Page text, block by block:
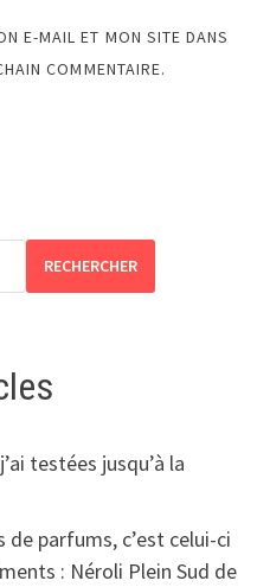
E-MAIL ET MON SITE DANS
COMMENTAIRE.
RECHERCHER
testées jusqu’à la
parfums, c’est celui-ci
: Néroli Plein Sud de